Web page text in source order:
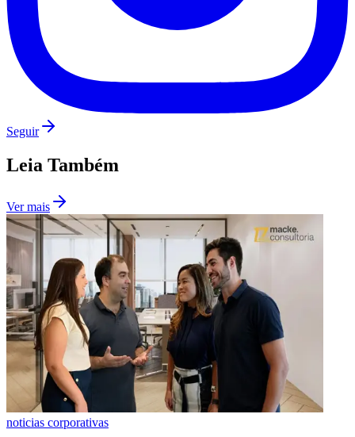
Flamengo
Seguir
Leia Também
Ver mais
noticias corporativas